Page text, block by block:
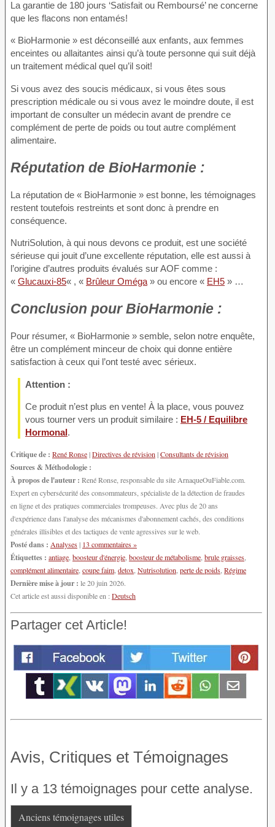
La garantie de 180 jours ‘Satisfait ou Remboursé’ ne concerne
que les flacons non entamés!
« BioHarmonie » est déconseillé aux enfants, aux femmes
enceintes ou allaitantes ainsi qu’à toute personne qui suit déjà
un traitement médical quel qu’il soit!
Si vous avez des soucis médicaux, si vous êtes sous
prescription médicale ou si vous avez le moindre doute, il est
important de consulter un médecin avant de prendre ce
complément de perte de poids ou tout autre complément
alimentaire.
Réputation de BioHarmonie :
La réputation de « BioHarmonie » est bonne, les témoignages
restent toutefois restreints et sont donc à prendre en
conséquence.
NutriSolution, à qui nous devons ce produit, est une société
sérieuse qui jouit d’une excellente réputation, elle est aussi à
l’origine d’autres produits évalués sur AOF comme :
« Glucauxi-85« , « Brûleur Oméga » ou encore « EH5 » …
Conclusion pour BioHarmonie :
Pour résumer, « BioHarmonie » semble, selon notre enquête,
être un complément minceur de choix qui donne entière
satisfaction à ceux qui l’ont testé avec sérieux.
Attention :
Ce produit n’est plus en vente! À la place, vous pouvez
vous tourner vers un produit similaire : EH-5 / Equilibre
Hormonal.
Critique de : René Ronse|Directives de révision|Consultants de révision
Sources & Méthodologie :
À propos de l'auteur : René Ronse, responsable du site ArnaqueOuFiable.com.
Expert en cybersécurité des consommateurs, spécialiste de la détection de fraudes
en ligne et des pratiques commerciales trompeuses. Avec plus de 20 ans
d'expérience dans l'analyse des mécanismes d'abonnement cachés, des conditions
générales illisibles et des tactiques de vente agressives sur le web.
Posté dans : Analyses| 13 commentaires »
Étiquettes : antiage boosteur d'énergie boosteur de métabolisme brule graisses
complément alimentaire coupe faim detox Nutrisolution perte de poids Régime
Dernière mise à jour : le 20 juin 2026.
Cet article est aussi disponible en :Deutsch
Partager cet Article!
Avis, Critiques et Témoignages
Il y a 13 témoignages pour cette analyse.
Anciens témoignages utiles